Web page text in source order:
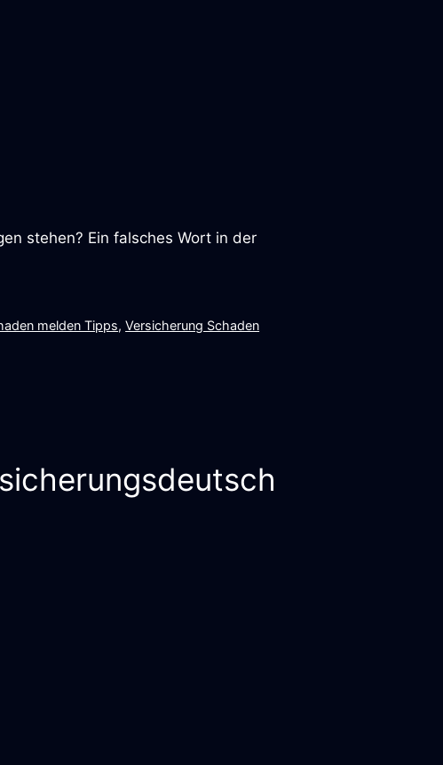
stehen? Ein falsches Wort in der
melden Tipps,Versicherung Schaden